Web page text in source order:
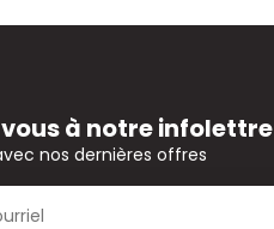
à notre infolettre
nos dernières offres